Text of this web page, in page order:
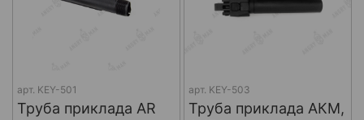
арт. KEY-501
Труба приклада AR
арт. KEY-503
Труба приклада АКМ,